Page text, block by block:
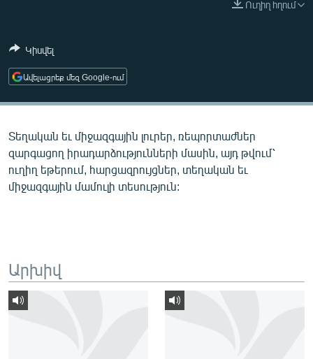
ՄԵԿՆԱԲԱՆՈՒԹՅՈՒՆ
ԿՈՐՈՆԱՎԻՐՈՒՍ
ԱՐԽԻՎ
ՏԵՍԱՆՅՈՒԹԵՐ
ՓՈԴՔԱՍԹ
Հայերեն
Ուղիղ հղում
Կիսվել
Ավելացրեք մեզ Google-ում
Տեղական եւ միջազգային լուրեր, ռեպորտաժներ
զարգացող իրադարձությունների մասին, այդ թվում՝
ուղիղ եթերում, հարցազրույցներ, տեղական եւ
միջազգային մամուլի տեսություն:
Արխիվ